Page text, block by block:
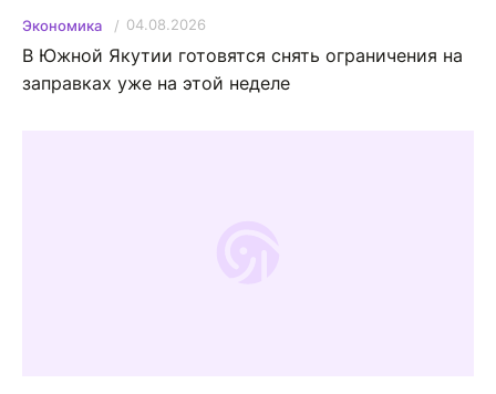
Экономика 04.08.2026
В Южной Якутии готовятся снять ограничения на
заправках уже на этой неделе